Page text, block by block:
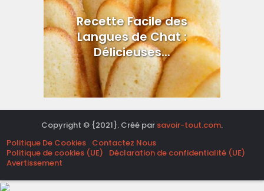
Recette Facile des
Langues de Chat :
Délicieuses...
Copyright © {2021}. Créé par savoir-tout.com.
Politique De Cookies Contactez Nous
Politique de cookies (UE)
Déclaration de confidentialité (UE)
Avertissement